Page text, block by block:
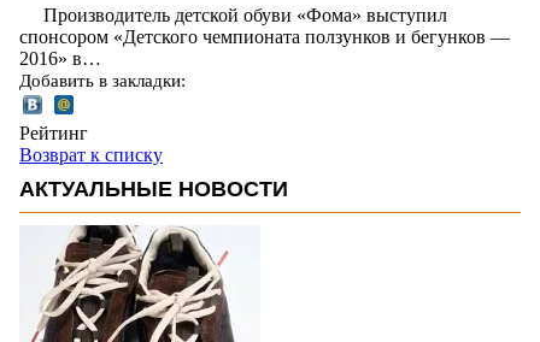
Производитель детской обуви «Фома» выступил
спонсором «Детского чемпионата ползунков и бегунков —
2016» в…
Добавить в закладки:
Рейтинг
Возврат к списку
АКТУАЛЬНЫЕ НОВОСТИ